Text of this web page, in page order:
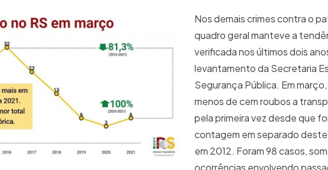
Nos demais crimes contra o
quadro geral manteve a
verificada nos últimos dois
levantamento da Secretaria
Segurança Pública. Em
menos de cem roubos a
pela primeira vez desde que
contagem em separado
em 2012. Foram 98 casos,
ocorrências envolvendo